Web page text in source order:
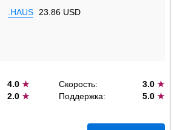
.HAUS 23.86 USD
4.0★ Скорость: 3.0 ★
2.0★ Поддержка: 5.0 ★